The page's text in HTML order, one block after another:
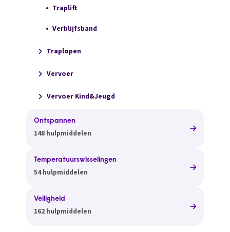
Traplift
Verblijfsband
Traplopen
Vervoer
Vervoer Kind&Jeugd
Ontspannen
148 hulpmiddelen
Temperatuurswisselingen
54 hulpmiddelen
Veiligheid
162 hulpmiddelen